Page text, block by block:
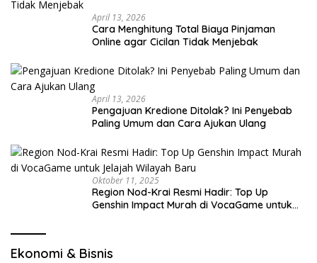
April 13, 2026
Cara Menghitung Total Biaya Pinjaman
Online agar Cicilan Tidak Menjebak
April 13, 2026
Pengajuan Kredione Ditolak? Ini Penyebab
Paling Umum dan Cara Ajukan Ulang
Oktober 11, 2025
Region Nod-Krai Resmi Hadir: Top Up
Genshin Impact Murah di VocaGame untuk
Ekonomi & Bisnis